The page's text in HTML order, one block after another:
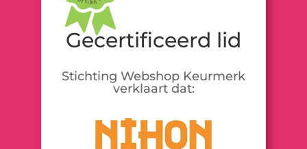
Gecertificeerd lid
Stichting Webshop Keurmerk
verklaart dat: